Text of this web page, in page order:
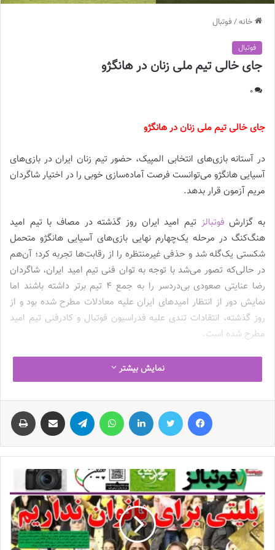
خانه/ فوتبال
فوتبال
جای خالی تیم ملی زنان در هانگژو
0
جای خالی تیم ملی زنان در هانگژو
در آستانه بازی‌های انتخابی المپیک، حضور تیم زنان ایران در بازی‌های
آسیایی هانگژو می‌توانست فرصت آماده‌سازی خوبی را در اختیار شاگردان
مریم آزمون قرار بدهد.
به گزارشفوتبالز تیم امید ایران روز گذشته در مصاف با تیم امید
هنگ‌کنگ در مرحله یک‌چهارم نهایی بازی‌های آسیایی هانگژو متحمل
شکستی یک‌گله شد و حذفی غیرمنتظره را از رقابت‌ها تجربه کرد؛ آن‌هم
در حالی‌که تصور می‌شد با توجه به توان فنی تیم امید ایران، شاگردان
رضا عنایتی صعودی بی‌دردسر را به جمع 4 تیم برتر داشته باشند اما
نمایش دور از انتظار امیدهای ایران علیه معادلات مطرح شده بود و از
روز گذشته، انتقادات تندی علیه فدراسیون فوتبال و کادرفنی تیم امید
مطرح شده است.
مسئولان کمیته ملی المپیک هم البته در مسیر حذف تیم امید از
بازی‌های آسیایی هانگژو مقصر هستند. اصرار بی‌وقفه آن‌ها به اعزام تیم
امید به مسابقات فوتبال در بازی‌های آسیایی هانگژو در نوع خود عجیب
بود؛ آن‌هم در شرایطی‌که بلاتکلیفی مطلق در زمینه انتخاب کادرفنی بر
همگان آشکار ساخته بود که امیدهای ایران از شانس حداقلی برای
کسب مدال در هانگژو برخوردار هستند. با توجه به این شرایط، به نظر
می‌رسید اگر تمرکز تیم امید ایران برای رسیدن به سهمیه المپیک می‌بود،
مطمئنا شرایط متفاوت‌تری رقم می‌خورد اما حالا نه‌تنها امیدهای ایران
شانسی برای رسیدن به المپیک ندارند که در جمع 4 تیم برتر بازی‌های
آسیایی هم قرار نگرفتند!
حسرت ادامه‌دار فوتبال زنان ایران در بازی‌های آسیایی
نمایش بیشتر